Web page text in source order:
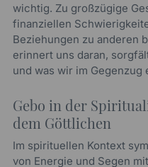
wichtig. Zu großzügige
finanziellen
Beziehungen zu anderen
erinnert uns daran,
und was wir im Gegenzug
Gebo in der
dem Göttlichen
Im spirituellen Kontext
von Energie und Segen